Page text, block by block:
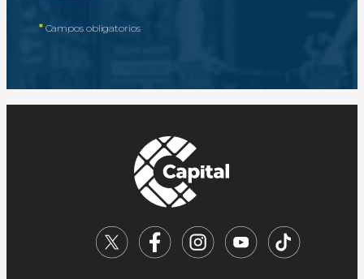
*Campos obligatorios